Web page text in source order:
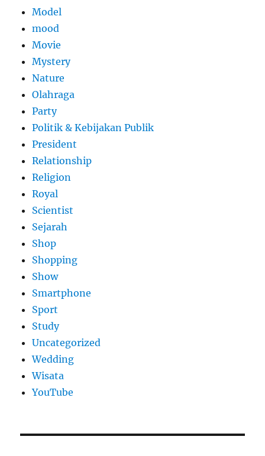
Model
mood
Movie
Mystery
Nature
Olahraga
Party
Politik & Kebijakan Publik
President
Relationship
Religion
Royal
Scientist
Sejarah
Shop
Shopping
Show
Smartphone
Sport
Study
Uncategorized
Wedding
Wisata
YouTube